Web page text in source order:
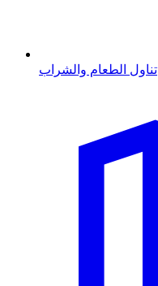
تناول الطعام والشراب